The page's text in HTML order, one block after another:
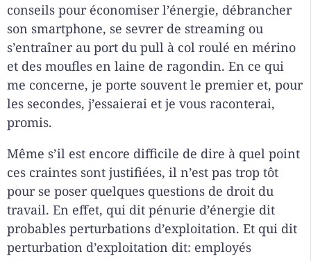
conseils pour économiser l’énergie, débrancher
son smartphone, se sevrer de streaming ou
s’entraîner au port du pull à col roulé en mérino
et des moufles en laine de ragondin. En ce qui
me concerne, je porte souvent le premier et, pour
les secondes, j’essaierai et je vous raconterai,
promis.
Même s’il est encore difficile de dire à quel point
ces craintes sont justifiées, il n’est pas trop tôt
pour se poser quelques questions de droit du
travail. En effet, qui dit pénurie d’énergie dit
probables perturbations d’exploitation. Et qui dit
perturbation d’exploitation dit: employés